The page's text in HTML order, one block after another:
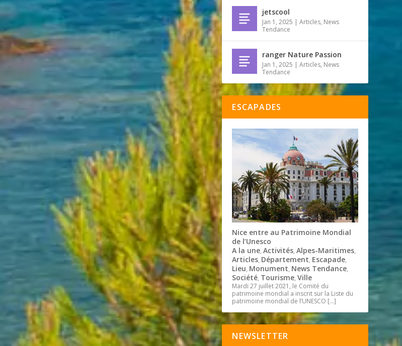
jetscool
Jan 1, 2025 |Articles, News
Tendance
ranger Nature Passion
Jan 1, 2025 |Articles, News
Tendance
ESCAPADES
Nice entre au Patrimoine Mondial
de l’Unesco
A la une,Activités,Alpes-Maritimes,
Articles, Département, Escapade,
Lieu, Monument, News Tendance,
Société, Tourisme,Ville
Mardi 27 juillet 2021, le Comité du
patrimoine mondial a inscrit sur la Liste du
patrimoine mondial de l’UNESCO […]
NEWSLETTER